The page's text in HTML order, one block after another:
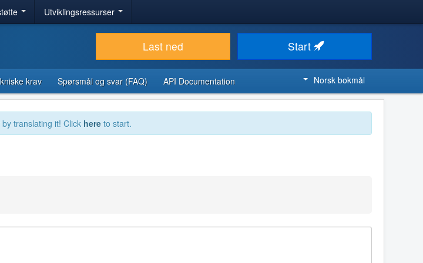
Utviklingsressurser
Last ned Start
krav Spørsmål og svar (FAQ) API Documentation Norsk bokmål
translating it! Click here to start.